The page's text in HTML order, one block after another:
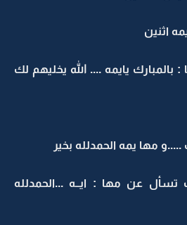
اثنين
يايمه .... الله يخليهم لك
مها يمه الحمدلله بخير
عن مها : ايــه ...الحمدلله